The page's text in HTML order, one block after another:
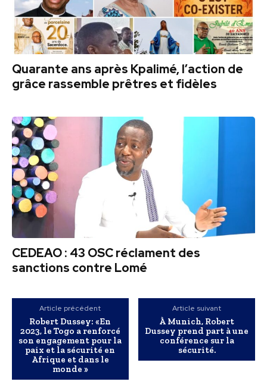
Quarante ans après Kpalimé, l’action de
grâce rassemble prêtres et fidèles
CEDEAO : 43 OSC réclament des
sanctions contre Lomé
Article précédent
Robert Dussey: «En
2023, le Togo a renforcé
son engagement pour la
paix et la sécurité en
Afrique et dans le
monde »
Article suivant
À Munich, Robert
Dussey prend part à une
conférence sur la
sécurité.